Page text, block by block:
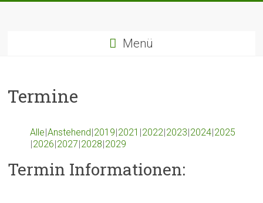
Menü
Termine
Alle Anstehend 2019 2021 2022 2023 2024 2025
2026 2027 2028 2029
Termin Informationen: